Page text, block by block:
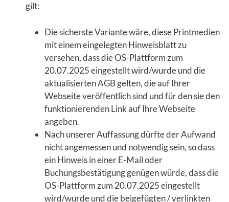
gilt:
Die sicherste Variante wäre, diese Printmedien
mit einem eingelegten Hinweisblatt zu
versehen, dass die OS-Plattform zum
20.07.2025 eingestellt wird/wurde und die
aktualisierten AGB gelten, die auf Ihrer
Webseite veröffentlich sind und für den sie den
funktionierenden Link auf Ihre Webseite
angeben.
Nach unserer Auffassung dürfte der Aufwand
nicht angemessen und notwendig sein, so dass
ein Hinweis in einer E-Mail oder
Buchungsbestätigung genügen würde, dass die
OS-Plattform zum 20.07.2025 eingestellt
wird/wurde und die beigefügten / verlinkten